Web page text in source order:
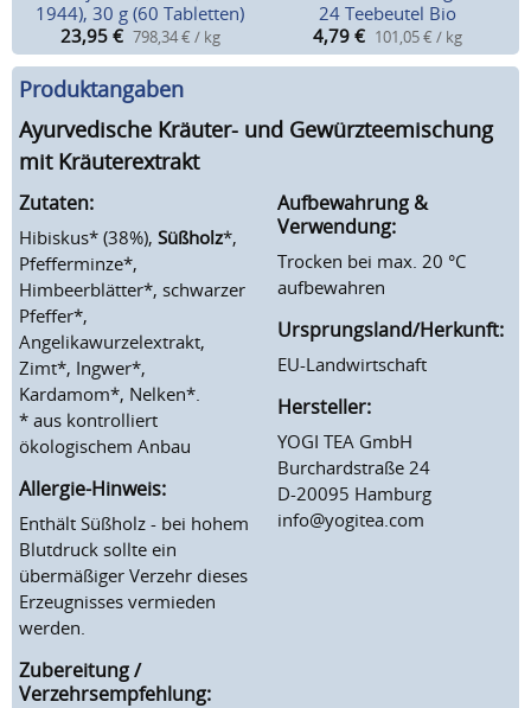
1944), 30 g (60 Tabletten)
23,95 € 798,34 € / kg
24 Teebeutel Bio
4,79 € 101,05 € / kg
Produktangaben
Ayurvedische Kräuter- und Gewürzteemischung
mit Kräuterextrakt
Zutaten:
Hibiskus* (38%), Süßholz*,
Pfefferminze*,
Himbeerblätter*, schwarzer
Pfeffer*,
Angelikawurzelextrakt,
Zimt*, Ingwer*,
Kardamom*, Nelken*.
* aus kontrolliert
ökologischem Anbau
Allergie-Hinweis:
Enthält Süßholz - bei hohem
Blutdruck sollte ein
übermäßiger Verzehr dieses
Erzeugnisses vermieden
werden.
Zubereitung /
Verzehrsempfehlung:
Aufbewahrung &
Verwendung:
Trocken bei max. 20 °C
aufbewahren
Ursprungsland/Herkunft:
EU-Landwirtschaft
Hersteller:
YOGI TEA GmbH
Burchardstraße 24
D-20095 Hamburg
info@yogitea.com